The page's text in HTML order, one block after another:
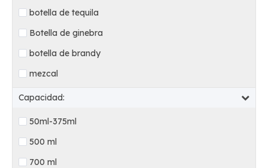
botella de tequila
Botella de ginebra
botella de brandy
mezcal
Capacidad:
50ml-375ml
500 ml
700 ml